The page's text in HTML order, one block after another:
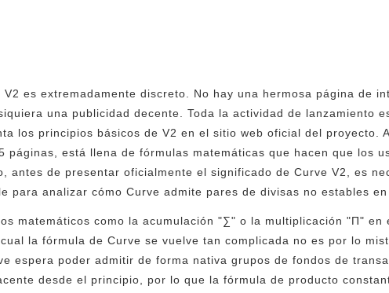
es extremadamente discreto. No hay una hermosa página de
una publicidad decente. Toda la actividad de lanzamiento
los principios básicos de V2 en el sitio web oficial del proyecto.
páginas, está llena de fórmulas matemáticas que hacen que los
antes de presentar oficialmente el significado de Curve V2, es
para analizar cómo Curve admite pares de divisas no estables en
matemáticos como la acumulación "∑" o la multiplicación "Π" en
la fórmula de Curve se vuelve tan complicada no es por lo
espera poder admitir de forma nativa grupos de fondos de
desde el principio, por lo que la fórmula de producto